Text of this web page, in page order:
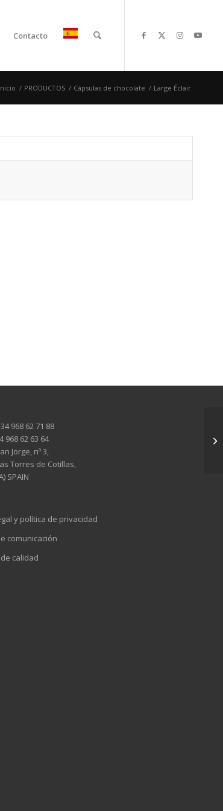
Contacto
/ PRODUCTOS / Cápsulas de chocolate / Large Éclair
968 62 71 88
968 62 63 64
Jorge, nº 3,
Torres de Cotillas,
SPAIN
y política de privacidad
comunicación
calidad